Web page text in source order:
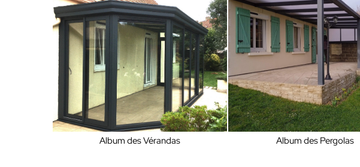
Album des Vérandas Album des Pergolas